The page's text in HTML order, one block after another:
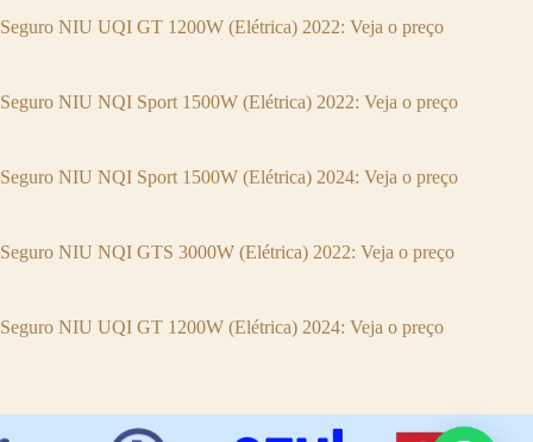
Seguro NIU UQI GT 1200W (Elétrica) 2022: Veja o preço
Seguro NIU NQI Sport 1500W (Elétrica) 2022: Veja o preço
Seguro NIU NQI Sport 1500W (Elétrica) 2024: Veja o preço
Seguro NIU NQI GTS 3000W (Elétrica) 2022: Veja o preço
Seguro NIU UQI GT 1200W (Elétrica) 2024: Veja o preço